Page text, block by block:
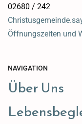
02680 / 242
Öffnungszeiten und
NAVIGATION
Über Uns